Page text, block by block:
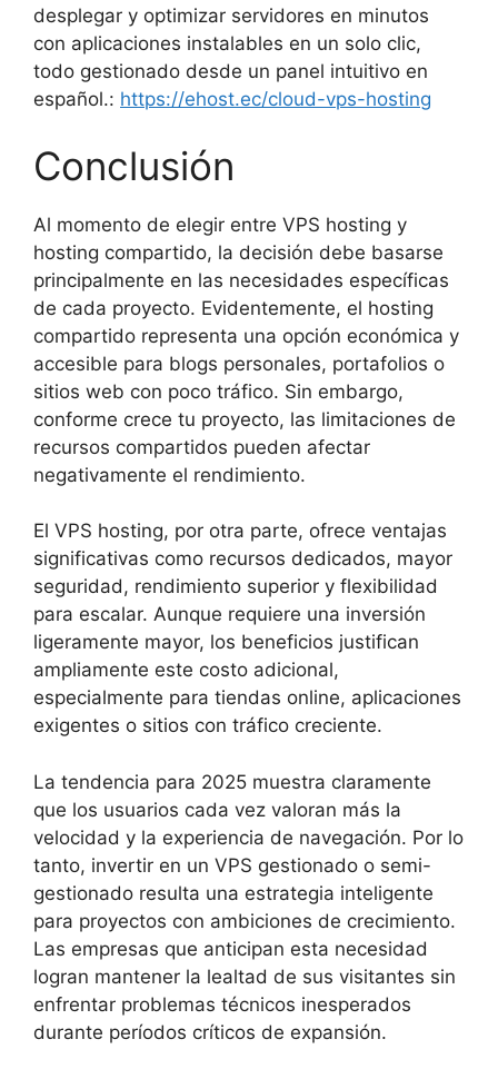
desplegar y optimizar servidores en minutos
con aplicaciones instalables en un solo clic,
todo gestionado desde un panel intuitivo en
español.: https://ehost.ec/cloud-vps-hosting
Conclusión
Al momento de elegir entre VPS hosting y
hosting compartido, la decisión debe basarse
principalmente en las necesidades específicas
de cada proyecto. Evidentemente, el hosting
compartido representa una opción económica y
accesible para blogs personales, portafolios o
sitios web con poco tráfico. Sin embargo,
conforme crece tu proyecto, las limitaciones de
recursos compartidos pueden afectar
negativamente el rendimiento.
El VPS hosting, por otra parte, ofrece ventajas
significativas como recursos dedicados, mayor
seguridad, rendimiento superior y flexibilidad
para escalar. Aunque requiere una inversión
ligeramente mayor, los beneficios justifican
ampliamente este costo adicional,
especialmente para tiendas online, aplicaciones
exigentes o sitios con tráfico creciente.
La tendencia para 2025 muestra claramente
que los usuarios cada vez valoran más la
velocidad y la experiencia de navegación. Por lo
tanto, invertir en un VPS gestionado o semi-
gestionado resulta una estrategia inteligente
para proyectos con ambiciones de crecimiento.
Las empresas que anticipan esta necesidad
logran mantener la lealtad de sus visitantes sin
enfrentar problemas técnicos inesperados
durante períodos críticos de expansión.